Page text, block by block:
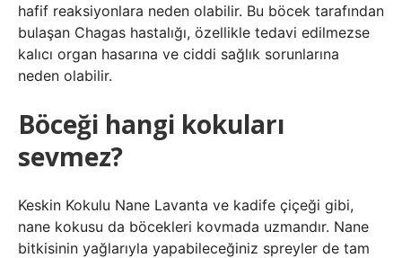
hafif reaksiyonlara neden olabilir. Bu böcek tarafından
bulaşan Chagas hastalığı, özellikle tedavi edilmezse
kalıcı organ hasarına ve ciddi sağlık sorunlarına
neden olabilir.
Böceği hangi kokuları
sevmez?
Keskin Kokulu Nane Lavanta ve kadife çiçeği gibi,
nane kokusu da böcekleri kovmada uzmandır. Nane
bitkisinin yağlarıyla yapabileceğiniz spreyler de tam